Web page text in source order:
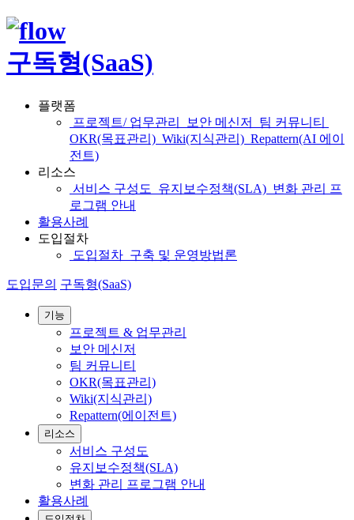
구독형(SaaS)
플랫폼
프로젝트/ 업무관리
보안 메신저
팀 커뮤니티
OKR(목표관리) Wiki(지식관리) Repattern(AI 에이
전트)
리소스
서비스 구성도
유지보수정책(SLA) 변화 관리 프
로그램 안내
활용사례
도입절차
도입절차 구축 및 운영방법론
도입문의 구독형(SaaS)
기능
프로젝트 & 업무관리
보안 메신저
팀 커뮤니티
OKR(목표관리)
Wiki(지식관리)
Repattern(에이전트)
리소스
서비스 구성도
유지보수정책(SLA)
변화 관리 프로그램 안내
활용사례